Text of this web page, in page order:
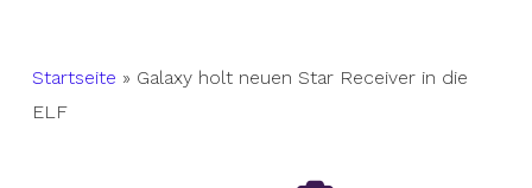
Startseite » Galaxy holt neuen Star Receiver in die
ELF